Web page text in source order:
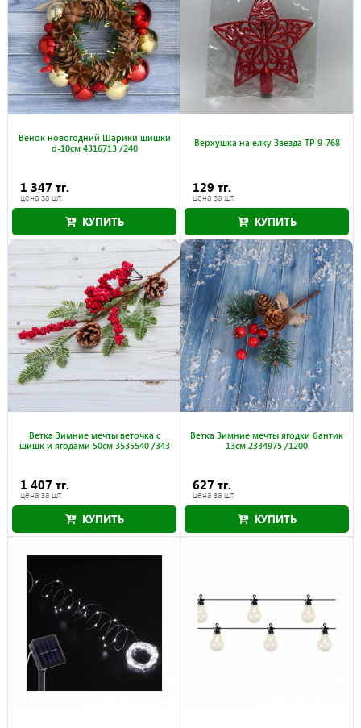
Венок новогодний Шарики шишки
d-10см 4316713 /240
1 347 тг.
цена за шт.
КУПИТЬ
Верхушка на елку Звезда TP-9-768
129 тг.
цена за шт.
КУПИТЬ
Ветка Зимние мечты веточка с
шишк и ягодами 50см 3535540 /343
1 407 тг.
цена за шт.
КУПИТЬ
Ветка Зимние мечты ягодки бантик
13см 2334975 /1200
627 тг.
цена за шт.
КУПИТЬ